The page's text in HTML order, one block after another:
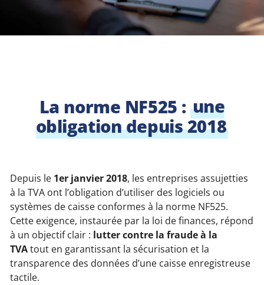
La norme NF525 :une
obligation depuis 2018
Depuis le 1er janvier 2018, les entreprises assujetties
à la TVA ont l’obligation d’utiliser des logiciels ou
systèmes de caisse conformes à la norme NF525.
Cette exigence, instaurée par la loi de finances, répond
à un objectif clair : lutter contre la fraude à la
TVAtout en garantissant la sécurisation et la
transparence des données d’une caisse enregistreuse
tactile.